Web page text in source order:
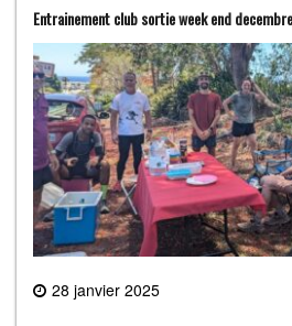
Entrainement club sortie week end
28 janvier 2025